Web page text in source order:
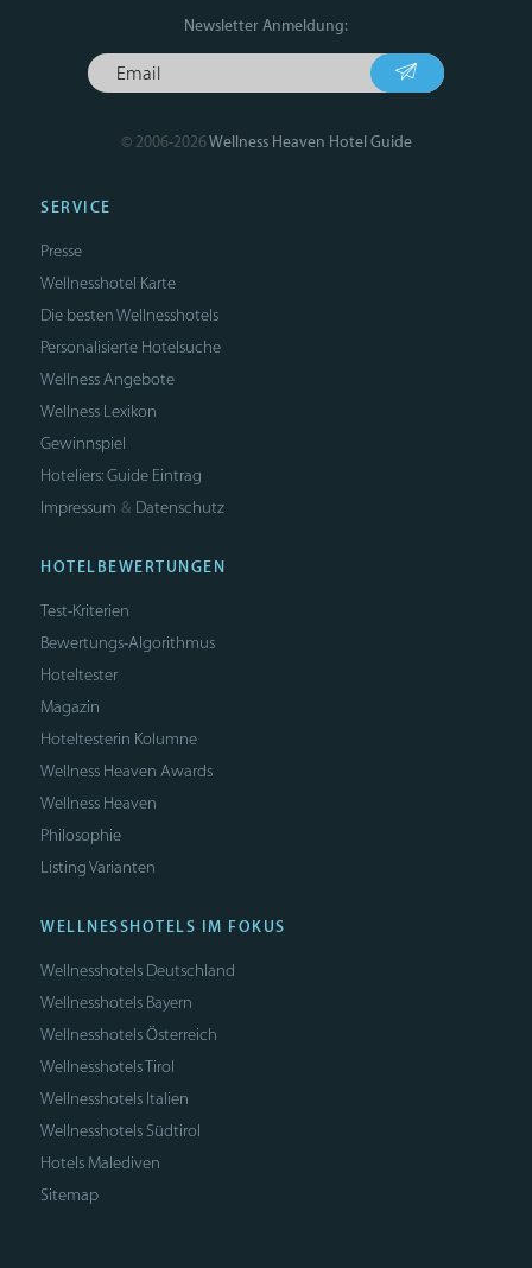
Newsletter Anmeldung:
© 2006-2026Wellness Heaven Hotel Guide
SERVICE
Presse
Wellnesshotel Karte
Die besten Wellnesshotels
Personalisierte Hotelsuche
Wellness Angebote
Wellness Lexikon
Gewinnspiel
Hoteliers: Guide Eintrag
Impressum & Datenschutz
HOTELBEWERTUNGEN
Test-Kriterien
Bewertungs-Algorithmus
Hoteltester
Magazin
Hoteltesterin Kolumne
Wellness Heaven Awards
Wellness Heaven
Philosophie
Listing Varianten
WELLNESSHOTELS IM FOKUS
Wellnesshotels Deutschland
Wellnesshotels Bayern
Wellnesshotels Österreich
Wellnesshotels Tirol
Wellnesshotels Italien
Wellnesshotels Südtirol
Hotels Malediven
Sitemap